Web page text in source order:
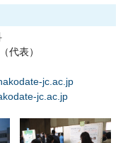
代表）
jc.ac.jp
jc.ac.jp